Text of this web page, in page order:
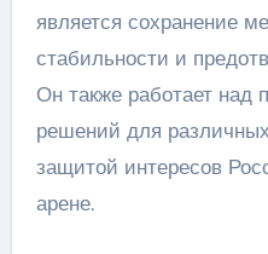
является сохранение
стабильности и
Он также работает над
решений для
защитой интересов
арене.